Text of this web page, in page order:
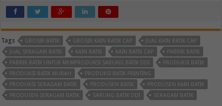
Tags GROSIR BATIK GROSIR KAIN BATIK CAP
JUAL KAIN BATIK CAP
JUAL SERAGAM BATIK
KAIN BATIK KAIN BATIK CAP
PABRIK BATIK
PABRIK BATIK UNTUK MEMPRODUKSI SARUNG BATIK DDI
PRODUKSI BATIK
PRODUKSI BATIK MURAH
PRODUKSI BATIK PRINTING
PRODUKSI SERAGAM BATIK
PRODUSEN BATIK
PRODUSEN KAIN BATIK
PRODUSEN SERAGAM BATIK
SARUNG BATIK DDI SERAGAM BATIK